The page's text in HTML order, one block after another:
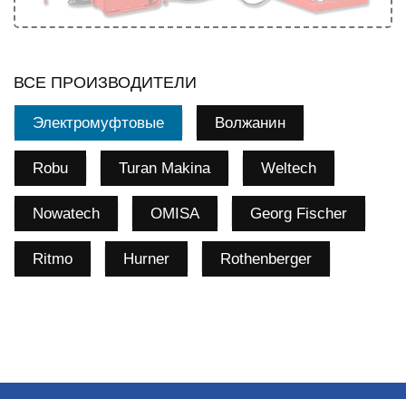
ВСЕ ПРОИЗВОДИТЕЛИ
Электромуфтовые Волжанин
Robu Turan Makina Weltech
Nowatech OMISA Georg Fischer
Ritmo Hurner Rothenberger